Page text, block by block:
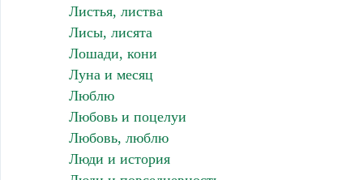
Листья, листва
Лисы, лисята
Лошади, кони
Луна и месяц
Люблю
Любовь и поцелуи
Любовь, люблю
Люди и история